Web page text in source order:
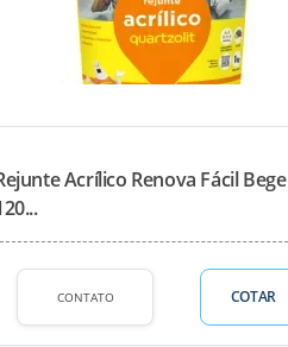
Acrílico Renova Fácil Bege
CONTATO COTAR